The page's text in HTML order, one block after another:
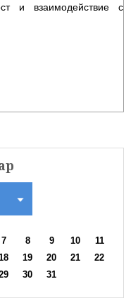
и взаимодействие с
7 8 9 10
11
19 20 21
22
30 31